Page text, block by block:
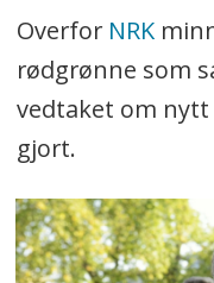
Overfor NRK
rødgrønne som
vedtaket om
gjort.